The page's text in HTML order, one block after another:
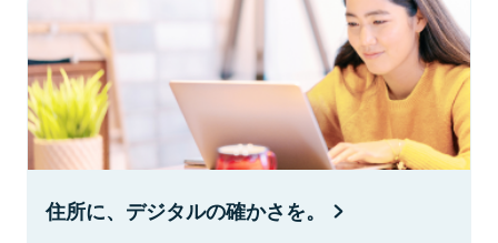
住所に、デジタルの確かさを。